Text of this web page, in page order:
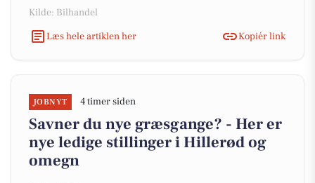
Kilde: Bilhandel
Læs hele artiklen her
Kopiér link
JOBNYT 4 timer siden
Savner du nye græsgange? - Her er
nye ledige stillinger i Hillerød og
omegn